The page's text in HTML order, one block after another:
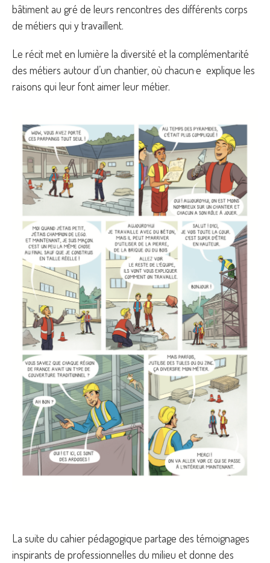
bâtiment au gré de leurs rencontres des différents corps
de métiers qui y travaillent.
Le récit met en lumière la diversité et la complémentarité
des métiers autour d’un chantier, où chacun·e explique les
raisons qui leur font aimer leur métier.
La suite du cahier pédagogique partage des témoignages
inspirants de professionnel·les du milieu et donne des